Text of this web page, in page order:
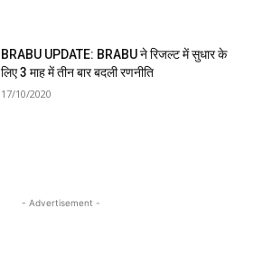
BRABU UPDATE: BRABU ने रिजल्ट में सुधार के
लिए 3 माह में तीन बार बदली रणनीति
17/10/2020
- Advertisement -